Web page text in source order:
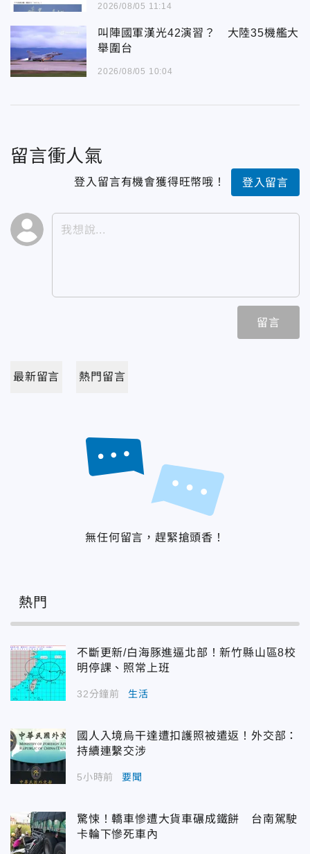
2026/08/05 11:14
叫陣國軍漢光42演習？ 大陸35機艦大
舉圍台
2026/08/05 10:04
留言衝人氣
登入留言有機會獲得旺幣哦！ 登入留言
留言
最新留言 熱門留言
無任何留言，趕緊搶頭香！
熱門
不斷更新/白海豚進逼北部！新竹縣山區8校
明停課、照常上班
32分鐘前 生活
國人入境烏干達遭扣護照被遣返！外交部：
持續連繫交涉
5小時前 要聞
驚悚！轎車慘遭大貨車碾成鐵餅 台南駕駛
卡輪下慘死車內